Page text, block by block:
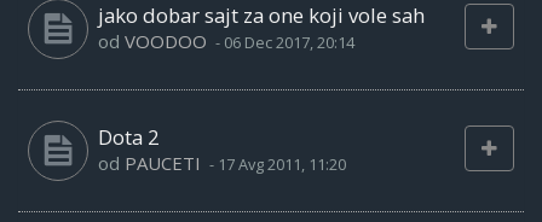
jako dobar sajt za one koji vole sah
od VOODOO - 06 Dec 2017, 20:14
Dota 2
od PAUCETI - 17 Avg 2011, 11:20